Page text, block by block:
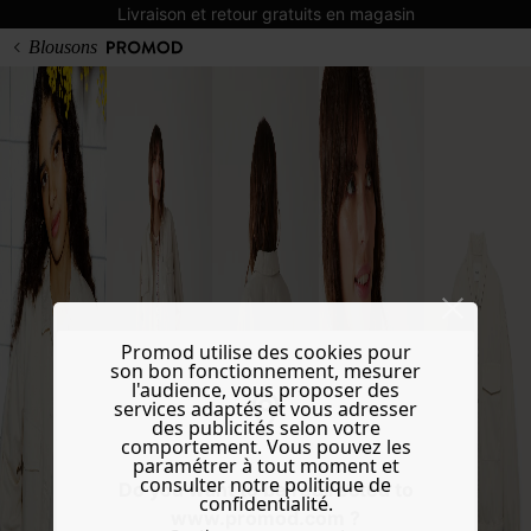
Livraison et retour gratuits en magasin
Do you want to be redirected to
www.promod.com ?
Blousons
Promod utilise des cookies pour
son bon fonctionnement, mesurer
l'audience, vous proposer des
services adaptés et vous adresser
des publicités selon votre
comportement. Vous pouvez les
paramétrer à tout moment et
consulter notre politique de
confidentialité.